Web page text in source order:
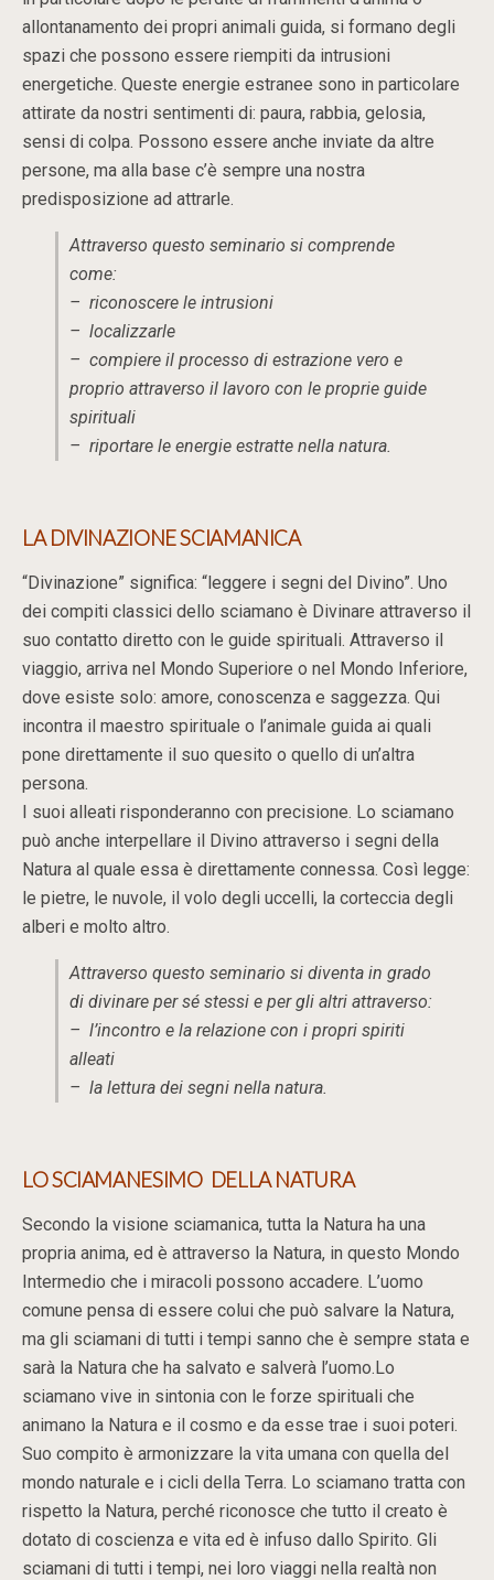
allontanamento dei propri animali guida, si formano degli
spazi che possono essere riempiti da intrusioni
energetiche. Queste energie estranee sono in particolare
attirate da nostri sentimenti di: paura, rabbia, gelosia,
sensi di colpa. Possono essere anche inviate da altre
persone, ma alla base c’è sempre una nostra
predisposizione ad attrarle.
Attraverso questo seminario si comprende
come:
– riconoscere le intrusioni
– localizzarle
– compiere il processo di estrazione vero e
proprio attraverso il lavoro con le proprie guide
spirituali
– riportare le energie estratte nella natura.
LA DIVINAZIONE SCIAMANICA
“Divinazione” significa: “leggere i segni del Divino”. Uno
dei compiti classici dello sciamano è Divinare attraverso il
suo contatto diretto con le guide spirituali. Attraverso il
viaggio, arriva nel Mondo Superiore o nel Mondo Inferiore,
dove esiste solo: amore, conoscenza e saggezza. Qui
incontra il maestro spirituale o l’animale guida ai quali
pone direttamente il suo quesito o quello di un’altra
persona.
I suoi alleati risponderanno con precisione. Lo sciamano
può anche interpellare il Divino attraverso i segni della
Natura al quale essa è direttamente connessa. Così legge:
le pietre, le nuvole, il volo degli uccelli, la corteccia degli
alberi e molto altro.
Attraverso questo seminario si diventa in grado
di divinare per sé stessi e per gli altri attraverso:
– l’incontro e la relazione con i propri spiriti
alleati
– la lettura dei segni nella natura.
LO SCIAMANESIMO DELLA NATURA
Secondo la visione sciamanica, tutta la Natura ha una
propria anima, ed è attraverso la Natura, in questo Mondo
Intermedio che i miracoli possono accadere. L’uomo
comune pensa di essere colui che può salvare la Natura,
ma gli sciamani di tutti i tempi sanno che è sempre stata e
sarà la Natura che ha salvato e salverà l’uomo.Lo
sciamano vive in sintonia con le forze spirituali che
animano la Natura e il cosmo e da esse trae i suoi poteri.
Suo compito è armonizzare la vita umana con quella del
mondo naturale e i cicli della Terra. Lo sciamano tratta con
rispetto la Natura, perché riconosce che tutto il creato è
dotato di coscienza e vita ed è infuso dallo Spirito. Gli
sciamani di tutti i tempi, nei loro viaggi nella realtà non